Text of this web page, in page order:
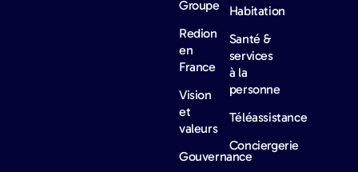
Groupe
Redion
en
France
Vision
et
valeurs
Gouvernance
Habitation
Santé &
services
à la
personne
Téléassistance
Conciergerie